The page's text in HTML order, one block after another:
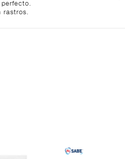
rastros.